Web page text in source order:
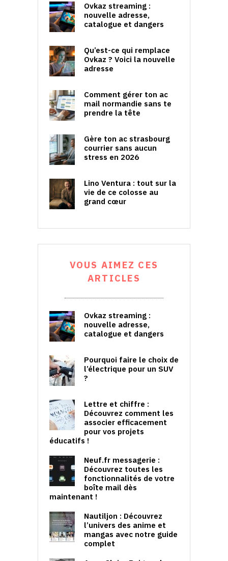
Ovkaz streaming :
nouvelle adresse,
catalogue et dangers
Qu’est-ce qui remplace
Ovkaz ? Voici la nouvelle
adresse
Comment gérer ton ac
mail normandie sans te
prendre la tête
Gère ton ac strasbourg
courrier sans aucun
stress en 2026
Lino Ventura : tout sur la
vie de ce colosse au
grand cœur
VOUS AIMEZ CES
ARTICLES
Ovkaz streaming :
nouvelle adresse,
catalogue et dangers
Pourquoi faire le choix de
l’électrique pour un SUV
?
Lettre et chiffre :
Découvrez comment les
associer efficacement
pour vos projets
éducatifs !
Neuf.fr messagerie :
Découvrez toutes les
fonctionnalités de votre
boîte mail dès
maintenant !
Nautiljon : Découvrez
l’univers des anime et
mangas avec notre guide
complet